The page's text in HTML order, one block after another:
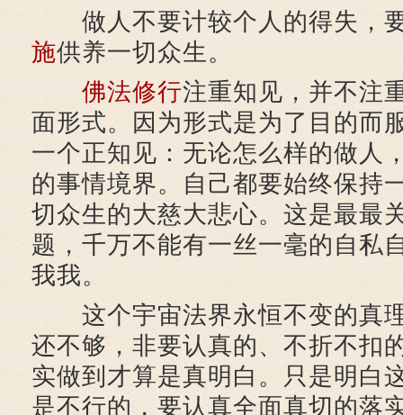
做人不要计较个人的得失，
施供养一切众生。
佛法修行注重知见，并不注
面形式。因为形式是为了目的而
一个正知见：无论怎么样的做人
的事情境界。自己都要始终保持
切众生的大慈大悲心。这是最最
题，千万不能有一丝一毫的自私
我我。
这个宇宙法界永恒不变的真
还不够，非要认真的、不折不扣
实做到才算是真明白。只是明白
是不行的，要认真全面真切的落